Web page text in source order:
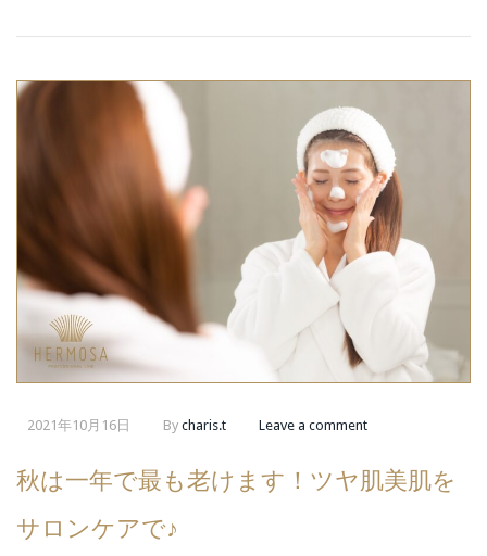
2021年10月16日 By charis.t Leave a comment
秋は一年で最も老けます！ツヤ肌美肌を
サロンケアで♪